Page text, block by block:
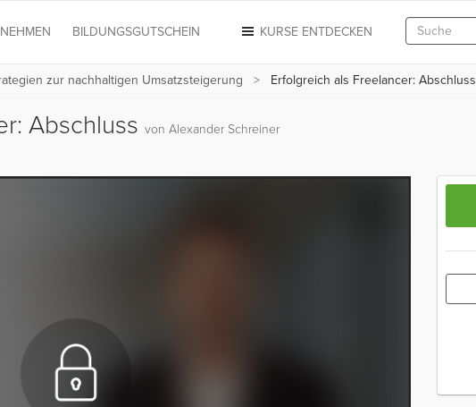
KURSE ENTDECKEN
BILDUNGSGUTSCHEIN
zur nachhaltigen Umsatzsteigerung Erfolgreich als Freelancer: Abschluss
Abschluss von Alexander Schreiner